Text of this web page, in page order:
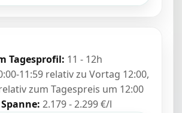
Tagesprofil: 11 - 12h
11:59 relativ zu Vortag 12:00,
zum Tagespreis um 12:00
2.179 - 2.299 €/l